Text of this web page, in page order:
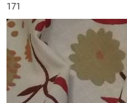
171